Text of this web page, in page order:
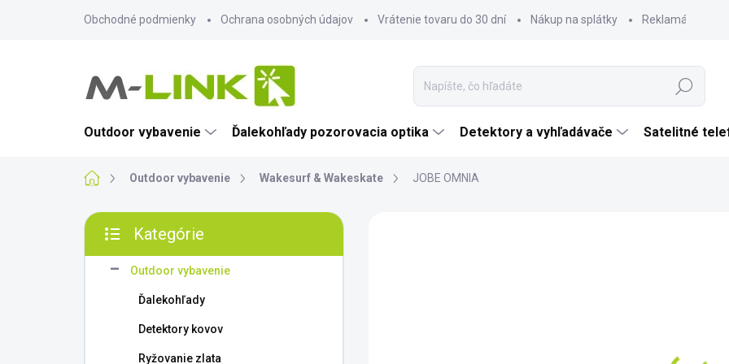
Obchodné podmienky Ochrana osobných údajov Vrátenie tovaru do 30 dní Nákup na splátky Reklamácia
Hľadať
Outdoor vybavenie Ďalekohľady pozorovacia optika Detektory a vyhľadávače Satelitné
DomovOutdoor vybavenie Wakesurf & Wakeskate JOBE OMNIA
B
č
kategórie
Kategórie
Outdoor vybavenie
Ďalekohľady
Detektory kovov
Ryžovanie zlata